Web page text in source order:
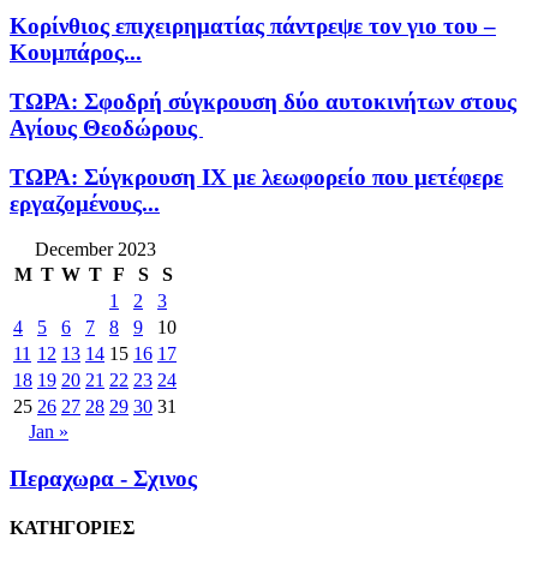
Κορίνθιος επιχειρηματίας πάντρεψε τον γιο του –
Κουμπάρος...
ΤΩΡΑ: Σφοδρή σύγκρουση δύο αυτοκινήτων στους
Αγίους Θεοδώρους
ΤΩΡΑ: Σύγκρουση ΙΧ με λεωφορείο που μετέφερε
εργαζομένους...
December 2023
M T W T F S
S
1
2
3
4
5 6 7 8 9
10
11 12 13 14 15 16 17
18 19 20 21 22 23 24
25 26 27 28 29 30 31
Jan »
Περαχωρα - Σχινος
ΚΑΤΗΓΟΡΙΕΣ